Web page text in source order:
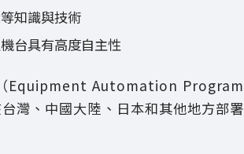
知識與技術
台具有高度自主性
Equipment Automation Program
灣、中國大陸、日本和其他地方部署